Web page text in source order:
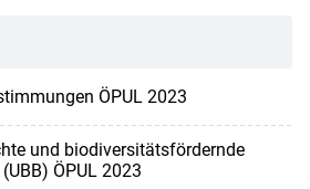
ÖPUL 2023
und biodiversitätsfördernde
ÖPUL 2023